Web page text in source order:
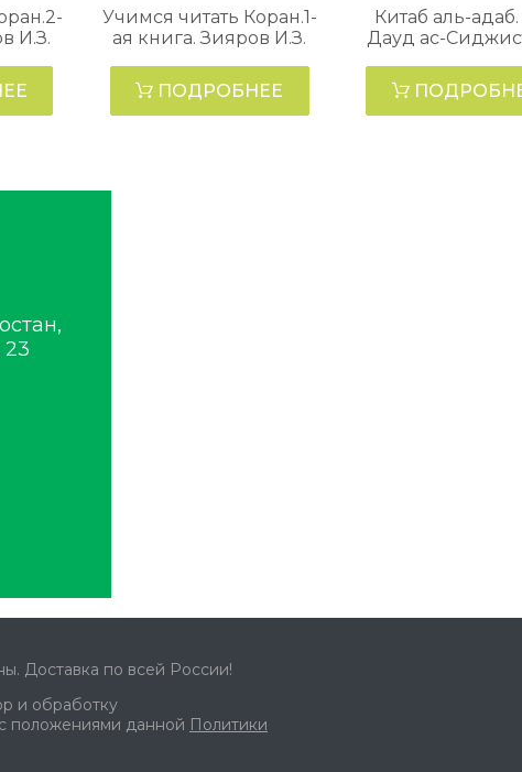
И.З.
Учимся читать Коран.1-
ая книга. Зияров И.З.
ПОДРОБНЕЕ
Китаб аль-
Дауд ас-
23
Доставка по всей России!
и обработку
положениями данной Политики